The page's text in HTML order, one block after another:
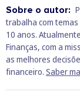
Sobre o autor:
trabalha com
10 anos.
Finanças, com a
as melhores
financeiro. Saber